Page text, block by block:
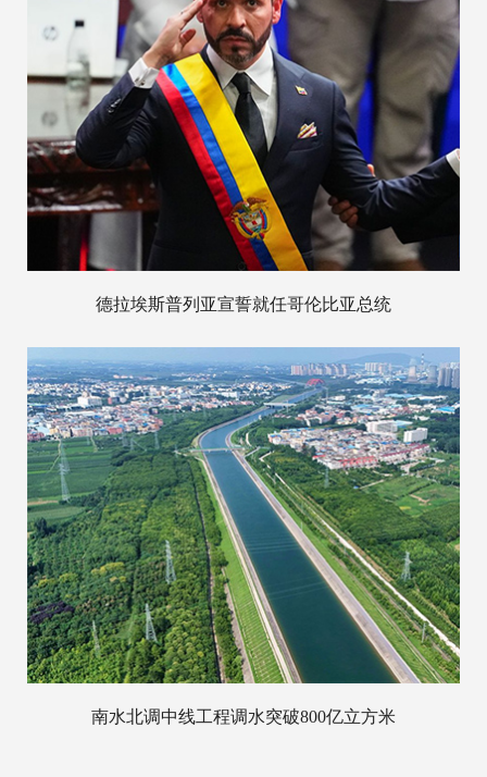
德拉埃斯普列亚宣誓就任哥伦比亚总统
南水北调中线工程调水突破800亿立方米